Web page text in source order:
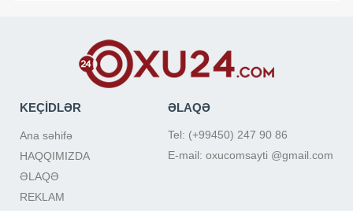
KEÇİDLƏR
Ana səhifə
HAQQIMIZDA
ƏLAQƏ
REKLAM
ƏLAQƏ
Tel: (+99450) 247 90 86
E-mail: oxucomsayti @gmail.com